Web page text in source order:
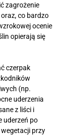
zagrożenie
co bardzo
ocenie
opierają się
czerpak
(np.
uderzenia
z liści i
uderzeń po
przy